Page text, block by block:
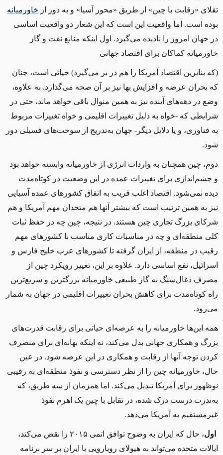
تقلای «رقابت با چین» از طریق «محور آسیا» و به دور از خاورمیانه
بوده است. اما واقعیت این است که این شعار دو واقعیت اساسی
در جهان امروز را نادیده میگیرد. اول اینکه منابع نفت و گاز
خاورمیانه کماکان برای اقتصاد جهانی
(که بنابرین اقتصاد آمریکا را هم در بر میگیرد) حیاتی است، چنان
که بحران عرضه و افزایش بها نیز بر آن صحه میگذارد. به علاوه،
وضع در دهههای آینده نیز به همین منوال باقی خواهد ماند، حتی در
شرایطی که -‌خواه به دلیل تغییرات اقلیمی و خواه تغییرات مربوط
به فناوری، و یا دلایل دیگر - جهان بهتدریج از سوختهای فسیلی دور
شود.
دوم، چین همچنان به واردات انرژی از خاورمیانه وابسته خواهد بود
و چشم انداز ی برای تغییرات عمده در این وضعیت در کوتاه‌مدت
دیده نمی‌شود. اقتصاد اغلب قریب به اتفاق کشورهای عمده آسیایی
نیز به همین ترتیب است که بیشتر آنها هم متحدان مهم آمریکا و هم
شرکای بزرگ تجاری چین هستند. در نتیجه، چین چه در حفظ ثبات
کلی منطقه ای و چه در مناسبات کاری مناسب با کشورهای مهم
رقیب در منطقه، از ایران گرفته تا کشورهای عرب خلیج فارس و
اسرائیل، نفع اساسی دارد. علاوه بر این، تغییر رویکرد چین از
مصرف ذغالسنگ به گاز طبیعی خاورمیانه بزرگترین و سریعترین
راه کوتاهمدت برای کاهش بحران تغییرات اقلیمی در جهان به شمار
میرود.
همه اینها خاورمیانه را به عرصه ای حیاتی برای رقابت قدرتهای
بزرگ و همکاری جهانی بدل میکند، نه اینکه بهانه ای برای منصرف
کردن توجه آنها از رقابت و همکاری در این عرصه شود. در عین
حال، خاورمیانه چین را از نظر دسترسی و نفوذ منطقه ای به رقیبی
نوظهور برای آمریکا تبدیل میکند. اما همزمان از سه طریق، که
به‌ندرت درست درک شده، در تقابل با چین یک اهرم نفوذ
غیرمستقیم به آمریکا میدهد.
اول، حال که ایران به وضوح توافق اتمی ۲۰۱۵ را نقض میکند،
ایالات متحده میتواند به هیولای رویارویی با ایران بر سر برنامه